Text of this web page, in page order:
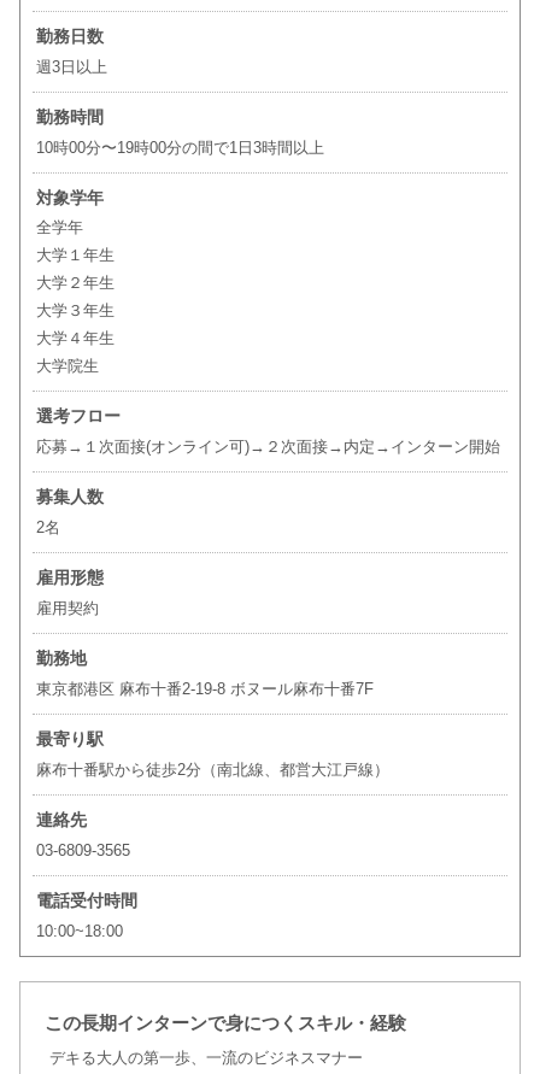
勤務日数
週3日以上
勤務時間
10時00分〜19時00分の間で1日3時間以上
対象学年
全学年
大学１年生
大学２年生
大学３年生
大学４年生
大学院生
選考フロー
応募→１次面接(オンライン可)→２次面接→内定→インターン開始
募集人数
2名
雇用形態
雇用契約
勤務地
東京都港区 麻布十番2-19-8 ボヌール麻布十番7F
最寄り駅
麻布十番駅から徒歩2分（南北線、都営大江戸線）
連絡先
03-6809-3565
電話受付時間
10:00~18:00
この長期インターンで身につくスキル・経験
デキる大人の第一歩、一流のビジネスマナー